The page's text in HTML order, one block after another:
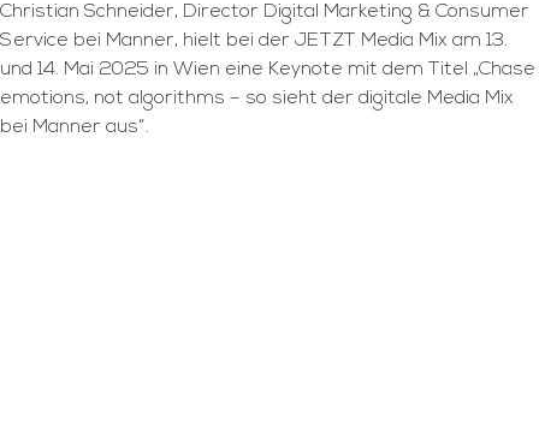
Christian Schneider, Director Digital Marketing & Consumer
Service bei Manner, hielt bei der JETZT Media Mix am 13.
und 14. Mai 2025 in Wien eine Keynote mit dem Titel „Chase
emotions, not algorithms – so sieht der digitale Media Mix
bei Manner aus“.